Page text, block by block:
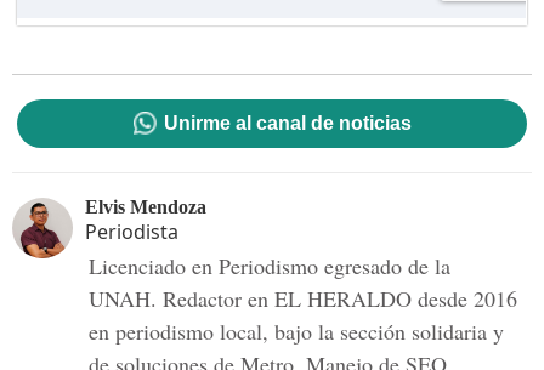
Unirme al canal de noticias
Elvis Mendoza
Periodista
Licenciado en Periodismo egresado de la
UNAH. Redactor en EL HERALDO desde 2016
en periodismo local, bajo la sección solidaria y
de soluciones de Metro. Manejo de SEO,